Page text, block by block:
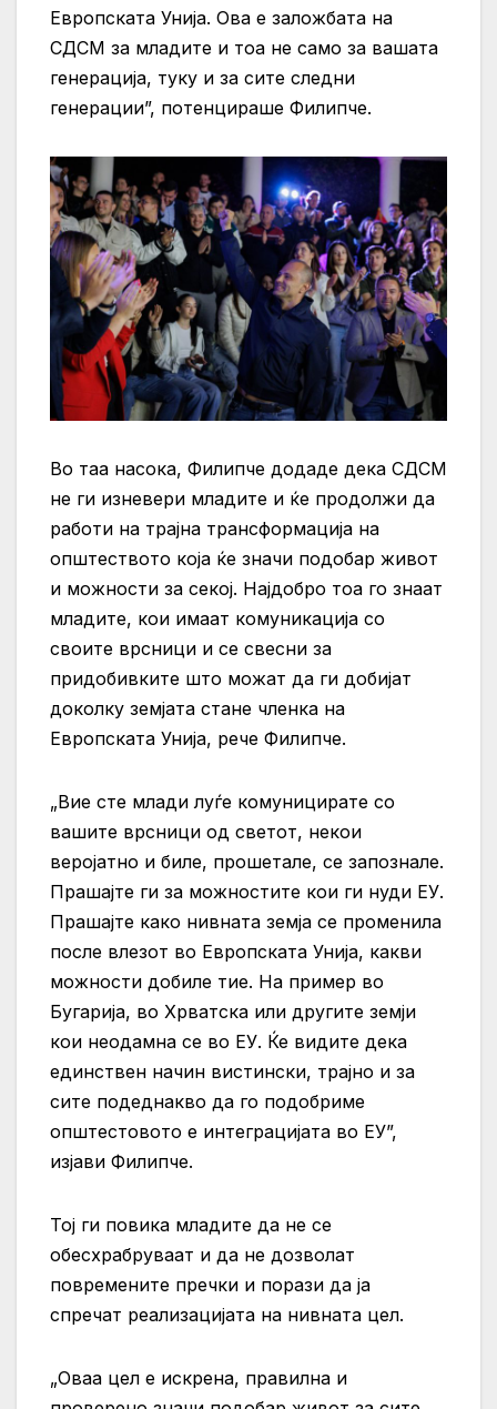
Европската Унија. Ова е заложбата на
СДСМ за младите и тоа не само за вашата
генерација, туку и за сите следни
генерации”, потенцираше Филипче.
Во таа насока, Филипче додаде дека СДСМ
не ги изневери младите и ќе продолжи да
работи на трајна трансформација на
општеството која ќе значи подобар живот
и можности за секој. Најдобро тоа го знаат
младите, кои имаат комуникација со
своите врсници и се свесни за
придобивките што можат да ги добијат
доколку земјата стане членка на
Европската Унија, рече Филипче.
„Вие сте млади луѓе комуницирате со
вашите врсници од светот, некои
веројатно и биле, прошетале, се запознале.
Прашајте ги за можностите кои ги нуди ЕУ.
Прашајте како нивната земја се променила
после влезот во Европската Унија, какви
можности добиле тие. На пример во
Бугарија, во Хрватска или другите земји
кои неодамна се во ЕУ. Ќе видите дека
единствен начин вистински, трајно и за
сите подеднакво да го подобриме
општестовото е интеграцијата во ЕУ”,
изјави Филипче.
Тој ги повика младите да не се
обесхрабруваат и да не дозволат
повремените пречки и порази да ја
спречат реализацијата на нивната цел.
„Оваа цел е искрена, правилна и